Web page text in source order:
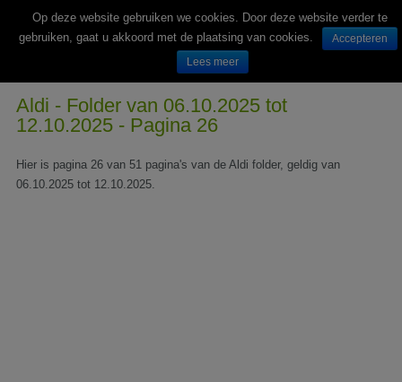
Wekelijks nieuwe folders van Nederlandse supermarkten en winkels
Aldi - Folder van 06.10.2025 tot
12.10.2025 - Pagina 26
Hier is pagina 26 van 51 pagina's van de Aldi folder, geldig van
06.10.2025 tot 12.10.2025.
Op deze website gebruiken we cookies. Door deze website verder te
gebruiken, gaat u akkoord met de plaatsing van cookies.
Accepteren
Lees meer